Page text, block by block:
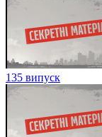
135 випуск